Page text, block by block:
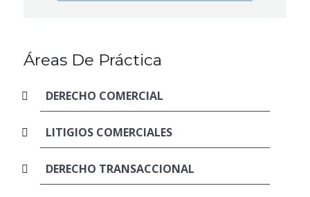
Áreas De Práctica
DERECHO COMERCIAL
LITIGIOS COMERCIALES
DERECHO TRANSACCIONAL